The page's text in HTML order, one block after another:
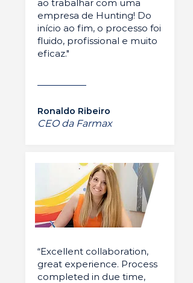
ao trabalhar com uma
empresa de Hunting! Do
início ao fim, o processo foi
fluido, profissional e muito
eficaz."
Ronaldo Ribeiro
CEO da Farmax
“Excellent collaboration,
great experience. Process
completed in due time,